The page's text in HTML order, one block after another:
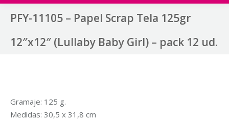
PFY-11105 – Papel Scrap Tela 125gr
12″x12″ (Lullaby Baby Girl) – pack 12 ud.
Gramaje: 125 g.
Medidas: 30,5 x 31,8 cm